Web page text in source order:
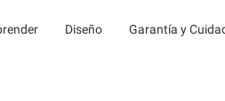
Diseño Garantía y